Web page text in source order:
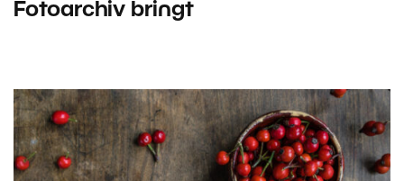
Fotoarchiv bringt